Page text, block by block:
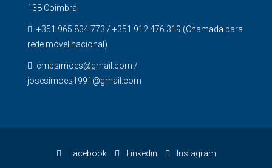
138 Coimbra
+351 965 834 773 / +351 912 476 319 (Chamada para
rede móvel nacional)
cmpsimoes@gmail.com /
josesimoes1991@gmail.com
Facebook Linkedin Instagram